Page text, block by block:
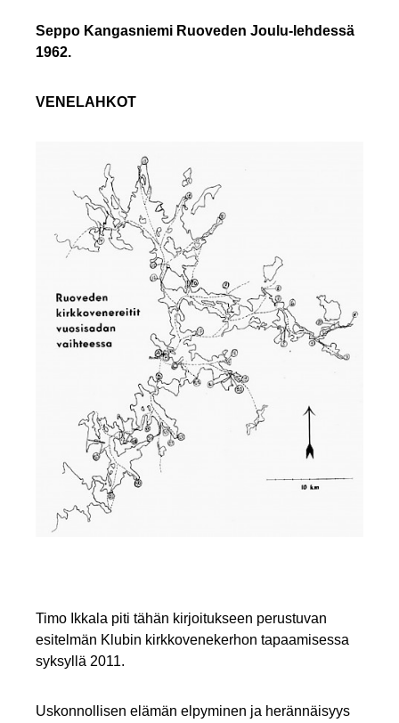
Seppo Kangasniemi Ruoveden Joulu-lehdessä
1962.
VENELAHKOT
Timo Ikkala piti tähän kirjoitukseen perustuvan
esitelmän Klubin kirkkovenekerhon tapaamisessa
syksyllä 2011.
Uskonnollisen elämän elpyminen ja herännäisyys